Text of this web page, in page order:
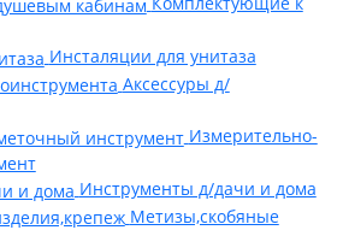
Инсталяции для унитаза
Аксессуры д/
Измерительно-
Инструменты д/дачи и дома
Метизы,скобяные